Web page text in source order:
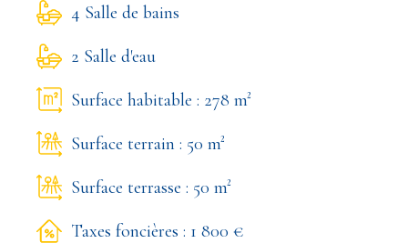
4 Salle de bains
2 Salle d'eau
Surface habitable : 278 m²
Surface terrain : 50 m²
Surface terrasse : 50 m²
Taxes foncières : 1 800 €